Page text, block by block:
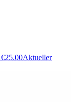
€25.00Aktueller